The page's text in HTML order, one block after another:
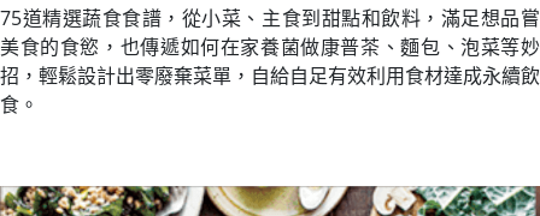
75道精選蔬食食譜，從小菜、主食到甜點和飲料，滿足想品嘗
美食的食慾，也傳遞如何在家養菌做康普茶、麵包、泡菜等妙
招，輕鬆設計出零廢棄菜單，自給自足有效利用食材達成永續飲
食。